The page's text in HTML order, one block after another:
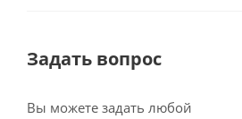
Задать вопрос
Вы можете задать любой